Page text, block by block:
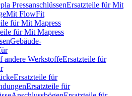
PressanschlüssenErsatzteile für Mit
Mit FlowFit
für Mit Mapress
für Mit Mapress
Gebäude-
andere WerkstoffeErsatzteile für
Ersatzteile für
Ersatzteile für